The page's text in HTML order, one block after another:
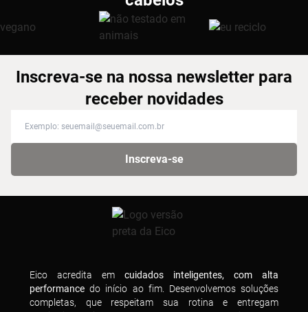
Inscreva-se na nossa newsletter para
receber novidades
Inscreva-se
Eico acredita em cuidados inteligentes, com alta
performance do início ao fim. Desenvolvemos soluções
completas, que respeitam sua rotina e entregam